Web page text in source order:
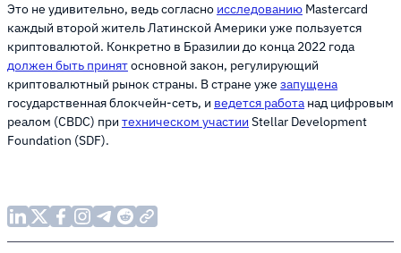
Это не удивительно, ведь согласно исследованию Mastercard ​
каждый второй житель Латинской Америки уже пользуется
криптовалютой. Конкретно в Бразилии до конца 2022 года
должен быть принятосновной закон, регулирующий
криптовалютный рынок страны. В стране уже запущена
государственная блокчейн-сеть, и ведется работа над цифровым
реалом (CBDC) при техническом участии Stellar Development
Foundation (SDF).